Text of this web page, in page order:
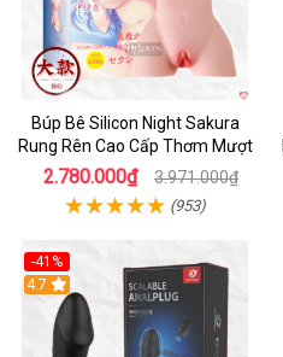
Búp Bê Silicon Night Sakura
Rung Rên Cao Cấp Thơm Mượt
2.780.000₫ 3.971.000₫
(953)
-41%
Hot
4.7